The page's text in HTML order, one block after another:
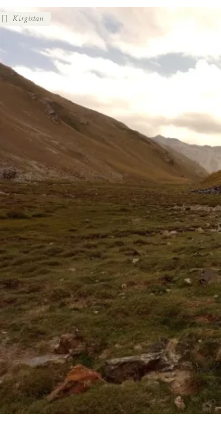
Kirgistan